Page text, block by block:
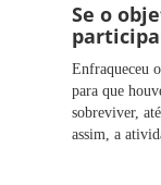
Se o
Enfraqueceu
para que
sobreviver,
assim, a